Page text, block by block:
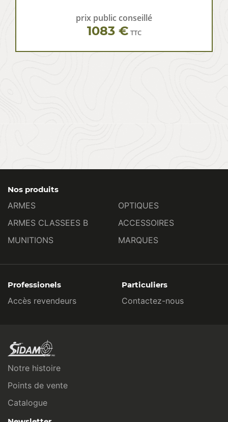
prix public conseillé
1083 € TTC
Nos produits
ARMES
ARMES CLASSEES B
MUNITIONS
OPTIQUES
ACCESSOIRES
MARQUES
Professionels
Accès revendeurs
Particuliers
Contactez-nous
Notre histoire
Points de vente
Catalogue